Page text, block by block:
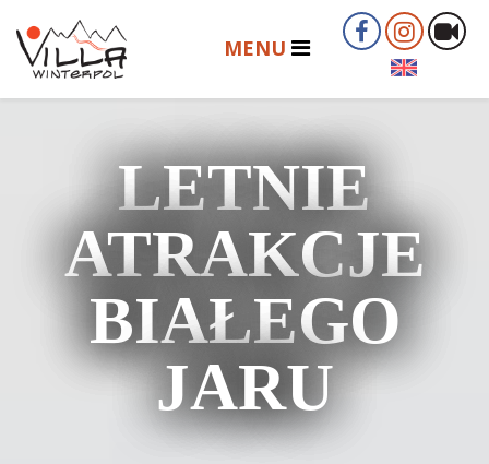
LETNIE
ATRAKCJE
BIAŁEGO
JARU